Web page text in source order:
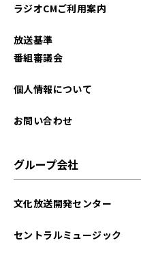
ラジオCMご利用案内
放送基準
番組審議会
個人情報について
お問い合わせ
グループ会社
文化放送開発センター
セントラルミュージック